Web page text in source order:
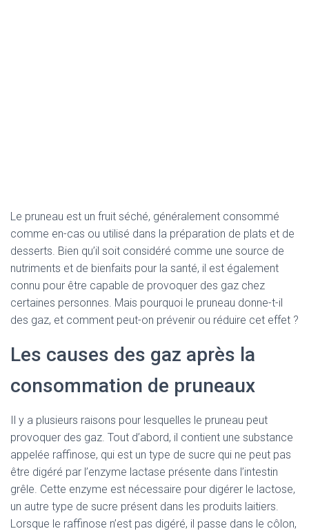
Le pruneau est un fruit séché, généralement consommé
comme en-cas ou utilisé dans la préparation de plats et de
desserts. Bien qu’il soit considéré comme une source de
nutriments et de bienfaits pour la santé, il est également
connu pour être capable de provoquer des gaz chez
certaines personnes. Mais pourquoi le pruneau donne-t-il
des gaz, et comment peut-on prévenir ou réduire cet effet ?
Les causes des gaz après la
consommation de pruneaux
Il y a plusieurs raisons pour lesquelles le pruneau peut
provoquer des gaz. Tout d’abord, il contient une substance
appelée raffinose, qui est un type de sucre qui ne peut pas
être digéré par l’enzyme lactase présente dans l’intestin
grêle. Cette enzyme est nécessaire pour digérer le lactose,
un autre type de sucre présent dans les produits laitiers.
Lorsque le raffinose n’est pas digéré, il passe dans le côlon,